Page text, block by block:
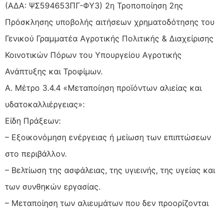
(ΑΔΑ: ΨΣ594653ΠΓ-ΦΥ3) 2η Τροποποίηση 2ης
Πρόσκλησης υποβολής αιτήσεων χρηματοδότησης του
Γενικού Γραμματέα Αγροτικής Πολιτικής & Διαχείρισης
Κοινοτικών Πόρων του Υπουργείου Αγροτικής
Ανάπτυξης και Τροφίμων.
Α. Μέτρο 3.4.4 «Μεταποίηση προϊόντων αλιείας και
υδατοκαλλιέργειας»:
Είδη Πράξεων:
– Εξοικονόμηση ενέργειας ή μείωση των επιπτώσεων
στο περιβάλλον.
– Βελτίωση της ασφάλειας, της υγιεινής, της υγείας και
των συνθηκών εργασίας.
– Μεταποίηση των αλιευμάτων που δεν προορίζονται